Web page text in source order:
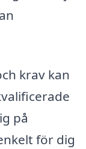
krav kan
på
för dig